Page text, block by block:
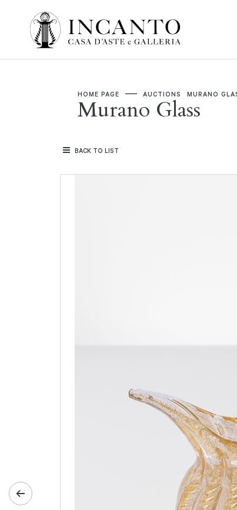
HOME PAGE AUCTIONS MURANO
Murano Glass
BACK TO LIST